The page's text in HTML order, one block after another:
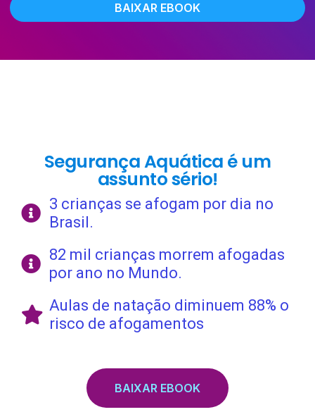
BAIXAR EBOOK
Segurança Aquática é um
assunto sério!
3 crianças se afogam por dia no
Brasil.
82 mil crianças morrem afogadas
por ano no Mundo.
Aulas de natação diminuem 88% o
risco de afogamentos
BAIXAR EBOOK